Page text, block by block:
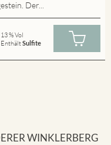
Der...
13 % Vol
EnthältSulfite
WINKLERBERG